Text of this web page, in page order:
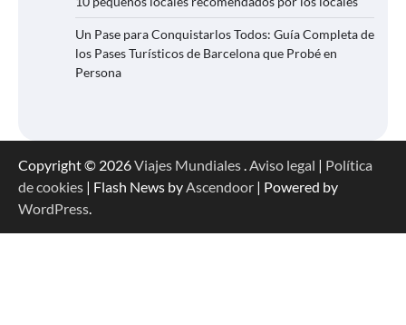
Un Pase para Conquistarlos Todos: Guía Completa de
los Pases Turísticos de Barcelona que Probé en
Persona
Copyright © 2026Viajes Mundiales.Aviso legal | Política
de cookies | Flash News byAscendoor | Powered by
WordPress.